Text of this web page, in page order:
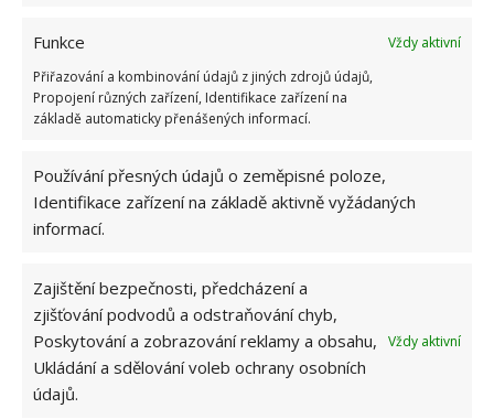
Funkce
Vždy aktivní
Přiřazování a kombinování údajů z jiných zdrojů údajů,
Propojení různých zařízení, Identifikace zařízení na
základě automaticky přenášených informací.
Používání přesných údajů o zeměpisné poloze,
Identifikace zařízení na základě aktivně vyžádaných
informací.
Zajištění bezpečnosti, předcházení a
zjišťování podvodů a odstraňování chyb,
Poskytování a zobrazování reklamy a obsahu,
Ukládání a sdělování voleb ochrany osobních
údajů.
Vždy aktivní
myčku, pracovní desky, které jsou z mramoru nebo z
jiného přírodního kamene, a také na elektronické
obrazovky.